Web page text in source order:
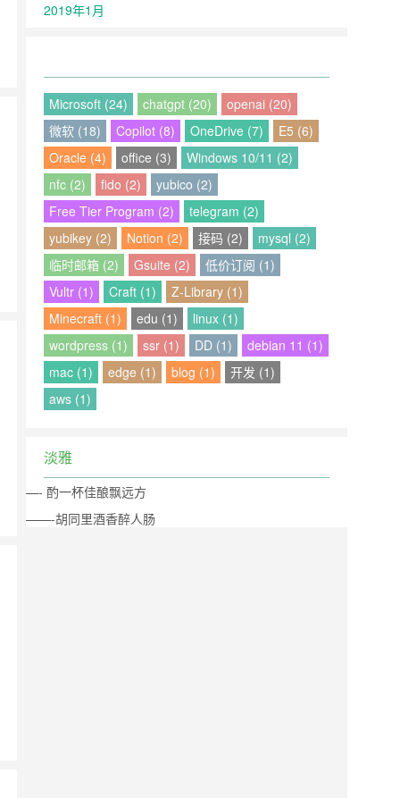
2019年1月
Microsoft (24) chatgpt (20)
openai (20)
微软 (18)
Copilot (8) OneDrive (7)
E5 (6)
Oracle (4)
office (3)
Windows 10/11 (2)
nfc (2)
fido (2)
yubico (2)
Free Tier Program (2)
telegram (2)
yubikey (2)
Notion (2) 接码 (2)
mysql (2)
临时邮箱 (2)
Gsuite (2)
低价订阅 (1)
Vultr (1)
Craft (1)
Z-Library (1)
Minecraft (1)
edu (1)
linux (1)
wordpress (1)
ssr (1) DD (1)
debian 11 (1)
mac (1)
edge (1) blog (1)
开发 (1)
aws (1)
淡雅
—- 酌一杯佳酿飘远方
——-胡同里酒香醉人肠